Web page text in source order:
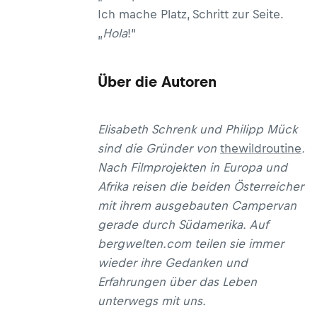
Ich mache Platz, Schritt zur Seite.
„Hola!“
Über die Autoren
Elisabeth Schrenk und Philipp Mück
sind die Gründer von thewildroutine.
Nach Filmprojekten in Europa und
Afrika reisen die beiden Österreicher
mit ihrem ausgebauten Campervan
gerade durch Südamerika. Auf
bergwelten.com teilen sie immer
wieder ihre Gedanken und
Erfahrungen über das Leben
unterwegs mit uns.